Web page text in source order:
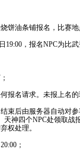
饼油条铺报名，比赛
19:00，报名NPC为比武
报名请求。未报上名
束后由服务器自动对
神四个NPC处领取战
权处理。
；